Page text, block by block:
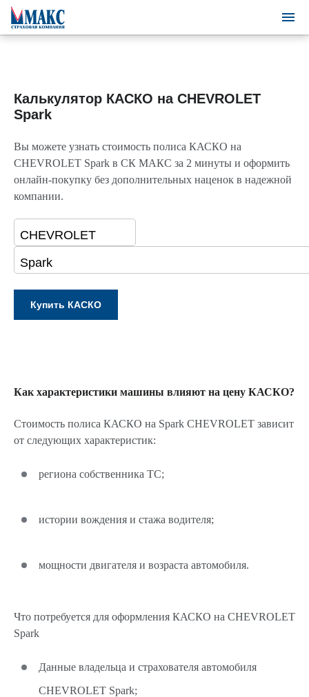
Калькулятор КАСКО на CHEVROLET
Spark
Вы можете узнать стоимость полиса КАСКО на
CHEVROLET Spark в СК МАКС за 2 минуты и оформить
онлайн-покупку без дополнительных наценок в надежной
компании.
Как характеристики машины влияют на цену КАСКО?
Стоимость полиса КАСКО на Spark CHEVROLET зависит
от следующих характеристик:
региона собственника ТС;
истории вождения и стажа водителя;
мощности двигателя и возраста автомобиля.
Что потребуется для оформления КАСКО на CHEVROLET
Spark
Данные владельца и страхователя автомобиля
CHEVROLET Spark;